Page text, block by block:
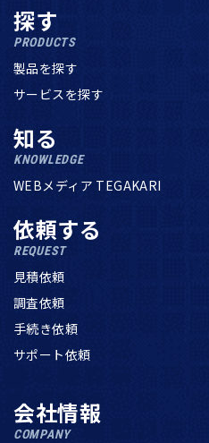
探す
PRODUCTS
製品を探す
サービスを探す
知る
KNOWLEDGE
WEBメディア TEGAKARI
依頼する
REQUEST
見積依頼
調査依頼
手続き依頼
サポート依頼
会社情報
COMPANY